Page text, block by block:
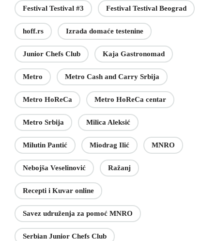
Festival Testival #3 Festival Testival Beograd
hoff.rs Izrada domaće testenine
Junior Chefs Club Kaja Gastronomad
Metro Metro Cash and Carry Srbija
Metro HoReCa Metro HoReCa centar
Metro Srbija Milica Aleksić
Milutin Pantić Miodrag Ilić MNRO
Nebojša Veselinović Ražanj
Recepti i Kuvar online
Savez udruženja za pomoć MNRO
Serbian Junior Chefs Club